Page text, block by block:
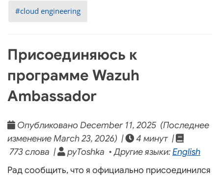
cloud engineering
Присоединяюсь к
программе Wazuh
Ambassador
Опубликовано December 11, 2025 (Последнее
изменение March 23, 2026) |
4 минут |
773 слова |
pyToshka • Другие языки:English
Рад сообщить, что я официально присоединился